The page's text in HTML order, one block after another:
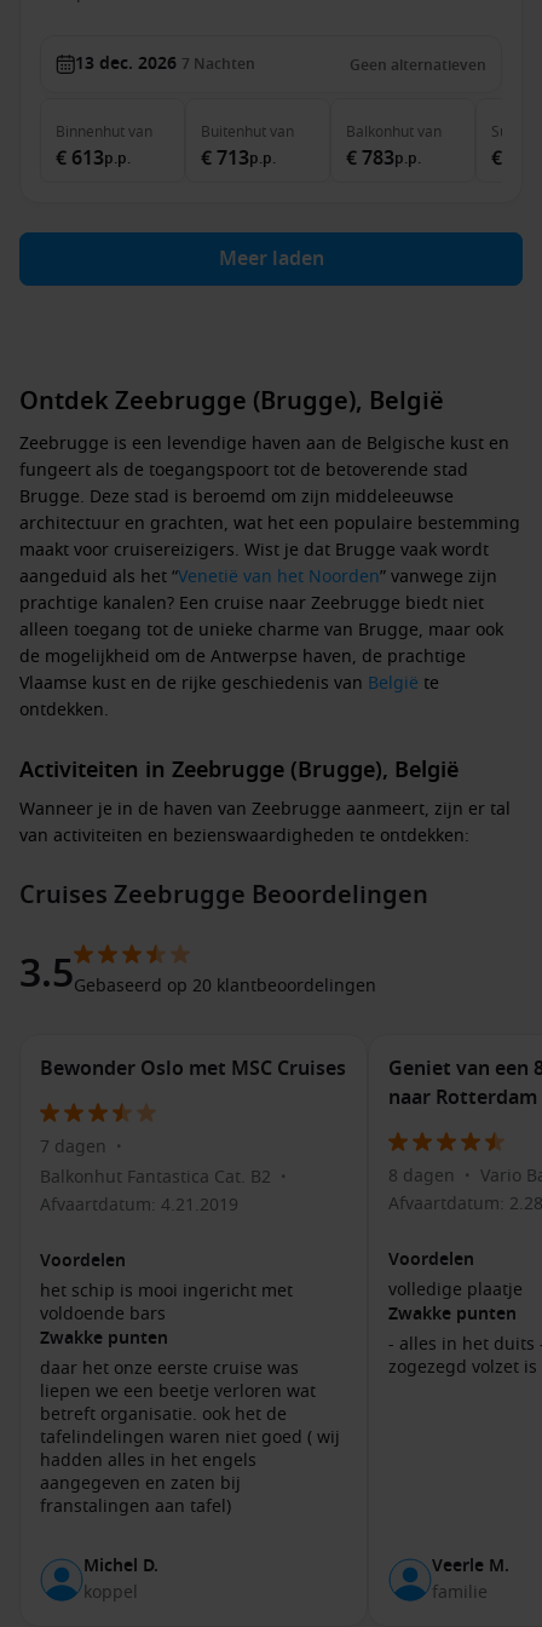
13 dec. 2026 7 Nachten Geen alternatieven
Binnenhutvan
€ 613p.p.
Buitenhutvan
€ 713p.p.
Balkonhutvan
€ 783p.p.
Suite
€
Meer laden
Ontdek Zeebrugge (Brugge), België
Zeebrugge is een levendige haven aan de Belgische kust en
fungeert als de toegangspoort tot de betoverende stad
Brugge. Deze stad is beroemd om zijn middeleeuwse
architectuur en grachten, wat het een populaire bestemming
maakt voor cruisereizigers. Wist je dat Brugge vaak wordt
aangeduid als het “Venetië van het Noorden” vanwege zijn
prachtige kanalen? Een cruise naar Zeebrugge biedt niet
alleen toegang tot de unieke charme van Brugge, maar ook
de mogelijkheid om de Antwerpse haven, de prachtige
Vlaamse kust en de rijke geschiedenis van België te
ontdekken.
Activiteiten in Zeebrugge (Brugge), België
Wanneer je in de haven van Zeebrugge aanmeert, zijn er tal
van activiteiten en bezienswaardigheden te ontdekken:
Bezoek Brugge: Maak een korte rit naar Brugge, waar je
middeleeuwse straten. Bezoek belangrijke
bezienswaardigheden zoals de Belforttoren en de Markt.
grachten zijn een perfecte manier om de stad te
Proef Belgische chocolade
heerlijke chocolade. Bezoek lokale chocolatiers zoals
Chocoweb of The Chocolate Line en geniet van een
proeverij.
kijkje in de geschiedenis van Brugge en heeft een mooie
collectie kunstwerken en historische voorwerpen.
Ontdek de lokale brouwerijen
: België is beroemd om zijn
bieren. Maak een rondleiding door een lokale brouwerij,
zoals de Brouwerij De Halve Maan, en leer over het
brouwproces.
Populaire havens voor of na Zeebrugge
(Brugge)
hier enkele havens die je kunt verkennen:
Cruises Zeebrugge Beoordelingen
3.5Gebaseerd op 20 klantbeoordelingen
Bewonder Oslo met MSC Cruises
7 dagen •
Balkonhut Fantastica Cat. B2 •
Afvaartdatum: 4.21.2019
Voordelen
het schip is mooi ingericht met
voldoende bars
Zwakke punten
daar het onze eerste cruise was
liepen we een beetje verloren wat
betreft organisatie. ook het de
tafelindelingen waren niet goed ( wij
hadden alles in het engels
aangegeven en zaten bij
franstalingen aan tafel)
Michel D.
koppel
Geniet van een
naar Rotterdam
8 dagen • Vario
Afvaartdatum:
Voordelen
volledige plaatje
Zwakke punten
- alles in het duits
zogezegd volzet is
Veerle M.
familie